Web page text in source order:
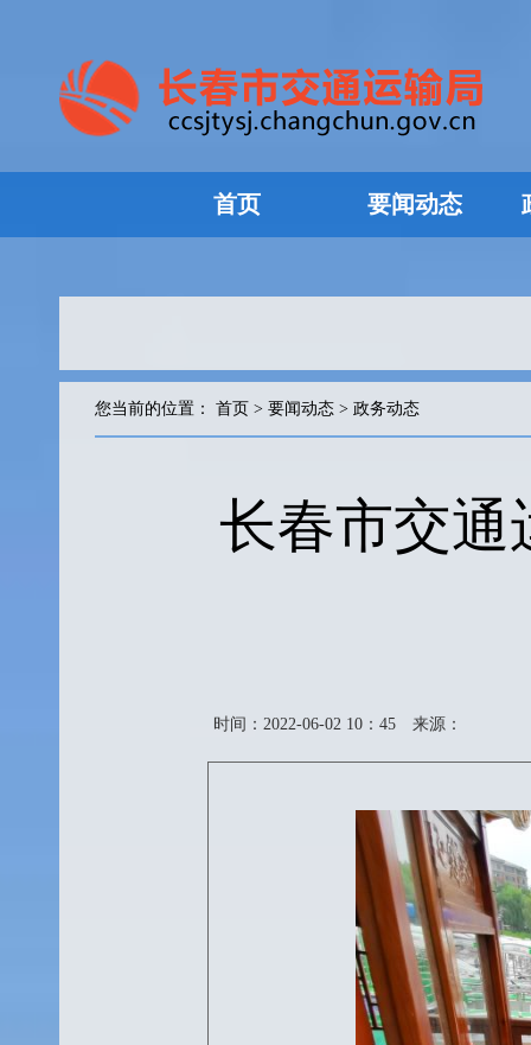
首页 要闻动态
您当前的位置： 首页 > 要闻动态 > 政务动态
长春市交通
时间：2022-06-02 10：45 来源：